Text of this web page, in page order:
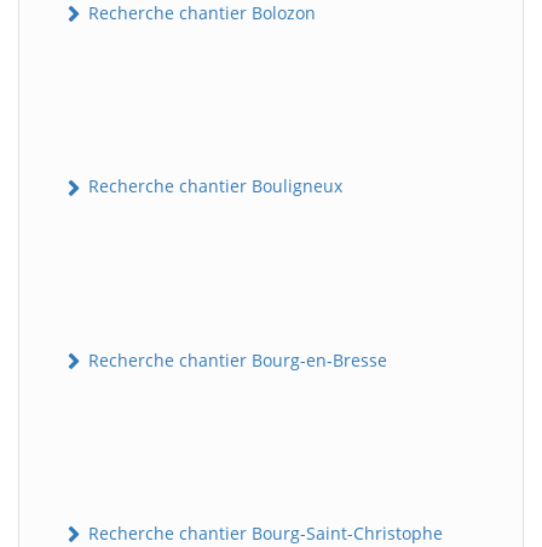
Recherche chantier Bolozon
Recherche chantier Bouligneux
Recherche chantier Bourg-en-Bresse
Recherche chantier Bourg-Saint-Christophe